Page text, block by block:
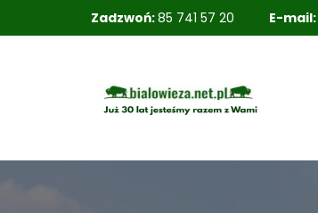
Zadzwoń:85 741 57 20 E-mail: